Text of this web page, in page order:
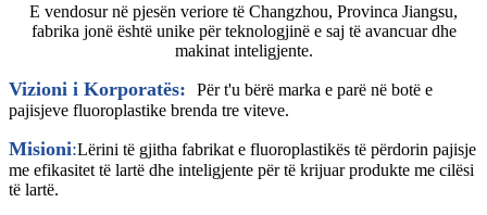
E vendosur në pjesën veriore të Changzhou, Provinca Jiangsu,
fabrika jonë është unike për teknologjinë e saj të avancuar dhe
makinat inteligjente.
Vizioni i Korporatës:
Për t'u bërë marka e parë në botë e
pajisjeve fluoroplastike brenda tre viteve.
Misioni:Lërini të gjitha fabrikat e fluoroplastikës të përdorin pajisje
me efikasitet të lartë dhe inteligjente për të krijuar produkte me cilësi
të lartë.